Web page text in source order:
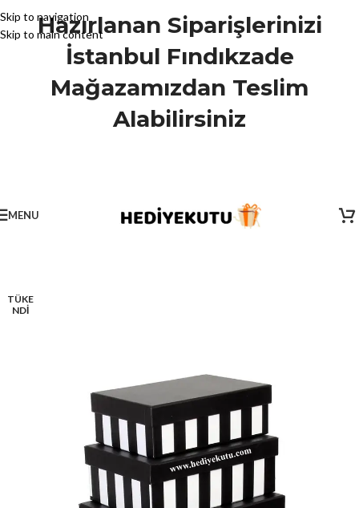
Skip to navigation
Skip to main content
Hazırlanan Siparişlerinizi
İstanbul Fındıkzade
Mağazamızdan Teslim
Alabilirsiniz
MENU
TÜKE
NDİ